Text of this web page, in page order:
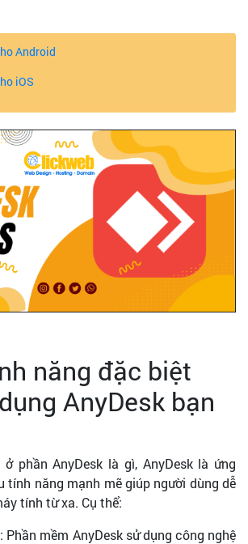
Android
iOS
năng đặc biệt
AnyDesk bạn
phần AnyDesk là gì, AnyDesk là ứng
tính năng mạnh mẽ giúp người dùng dễ
tính từ xa. Cụ thể:
: Phần mềm AnyDesk sử dụng công nghệ